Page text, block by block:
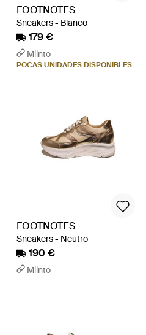
FOOTNOTES
Sneakers - Blanco
179 €
Miinto
POCAS UNIDADES DISPONIBLES
FOOTNOTES
Sneakers - Neutro
190 €
Miinto